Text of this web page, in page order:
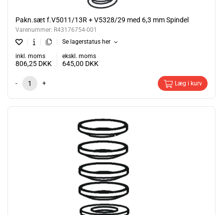
Pakn.sæt f.V5011/13R + V5328/29 med 6,3 mm Spindel
Varenummer: R43176754-001
Se lagerstatus her
inkl. moms
806,25 DKK
ekskl. moms
645,00 DKK
- + Læg i kurv